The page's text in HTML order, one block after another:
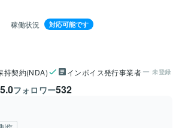
稼働状況 対応可能です
持契約(NDA) インボイス発行事業者 未登録
5.0フォロワー532